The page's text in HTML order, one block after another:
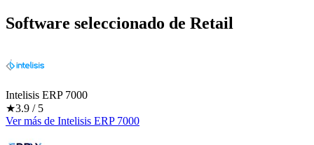
Software seleccionado de Retail
Intelisis ERP 7000
★3.9 / 5
Ver más de Intelisis ERP 7000